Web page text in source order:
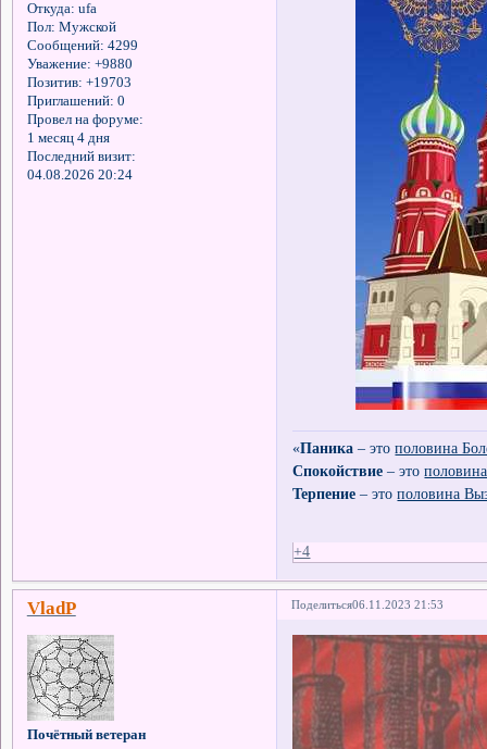
Откуда: ufa
Пол: Мужской
Сообщений: 4299
Уважение: +9880
Позитив: +19703
Приглашений: 0
Провел на форуме:
1 месяц 4 дня
Последний визит:
04.08.2026 20:24
«Паника – этополовина
Спокойствие – это
Терпение – этополовина
+4
Поделиться06.11.2023 21:53
VladP
Почётный ветеран